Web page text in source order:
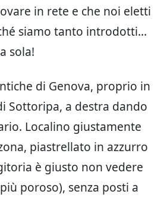
in rete e che noi eletti
siamo tanto introdotti…
sola!
di Genova, proprio in
Sottoripa, a destra dando
Localino giustamente
piastrellato in azzurro
è giusto non vedere
poroso), senza posti a